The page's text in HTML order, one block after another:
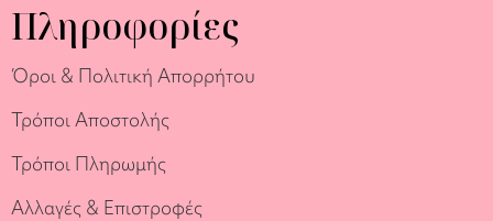
Πληροφορίες
Όροι & Πολιτική Απορρήτου
Τρόποι Αποστολής
Τρόποι Πληρωμής
Αλλαγές & Επιστροφές